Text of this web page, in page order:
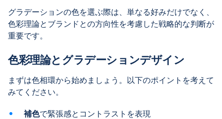
グラデーションの色を選ぶ際は、単なる好みだけでなく、
色彩理論とブランドとの方向性を考慮した戦略的な判断が
重要です。
色彩理論とグラデーションデザイン
まずは色相環から始めましょう。以下のポイントを考えて
みてください。
補色で緊張感とコントラストを表現